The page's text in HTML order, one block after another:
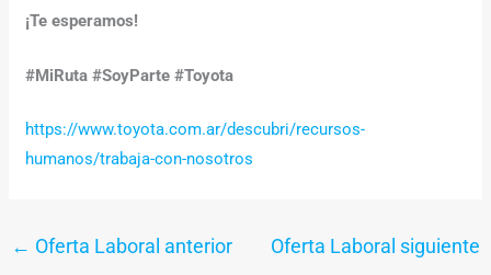
¡Te esperamos!
#MiRuta #SoyParte #Toyota
https://www.toyota.com.ar/descubri/recursos-
humanos/trabaja-con-nosotros
← Oferta Laboral anterior
Oferta Laboral siguiente